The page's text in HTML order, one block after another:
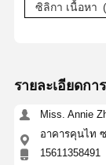
ซิลิกา เนื้อหา (
รายละเอียดกา
Miss. Annie
อาคารคุนไท
15611358491